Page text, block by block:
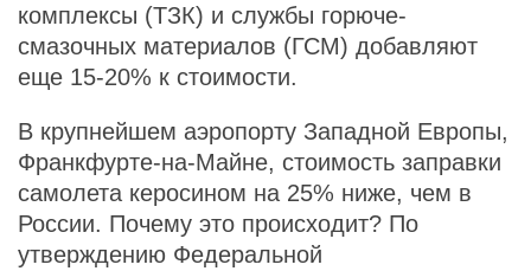
комплексы (ТЗК) и службы горюче-
смазочных материалов (ГСМ) добавляют
еще 15-20% к стоимости.
В крупнейшем аэропорту Западной Европы,
Франкфурте-на-Майне, стоимость заправки
самолета керосином на 25% ниже, чем в
России. Почему это происходит? По
утверждению Федеральной